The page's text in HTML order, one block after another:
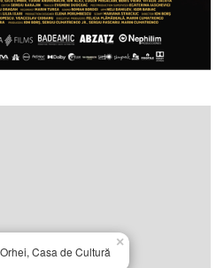
Casa de Cultură
×